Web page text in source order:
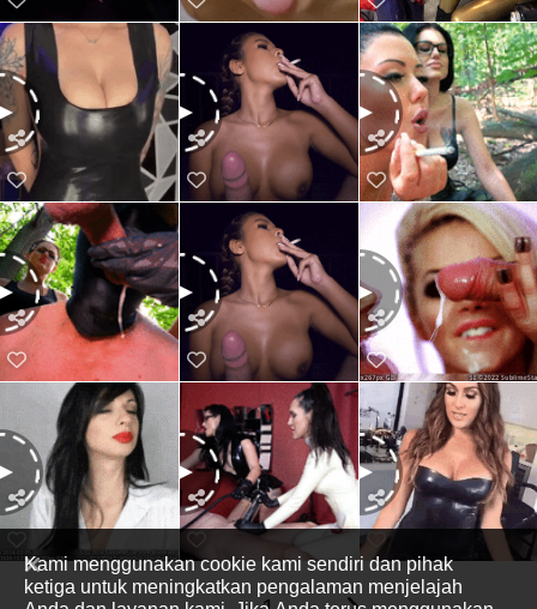
Kami menggunakan cookie kami sendiri dan pihak
ketiga untuk meningkatkan pengalaman menjelajah